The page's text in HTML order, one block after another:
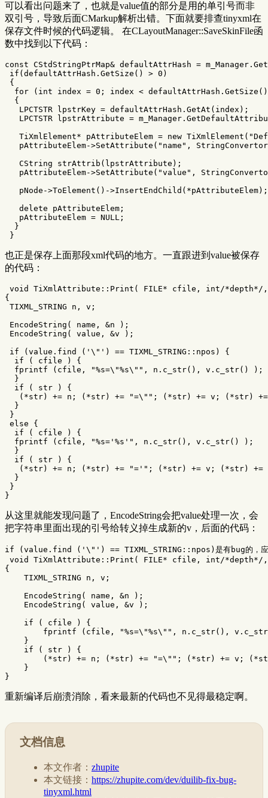
可以看出问题来了，也就是value值的部分是用的单引号而非
双引号，导致后面CMarkup解析出错。下面就要排查tinyxml在
保存文件时候的代码逻辑。 在CLayoutManager::SaveSkinFile函
数中找到以下代码：
const CStdStringPtrMap& defaultAttrHash = m_Manager .
if ( defaultAttrHash . GetSize () > 0 )
{
for
( int index = 0 ; index < defaultAttrHash . GetSize
{
LPCTSTR
lpstrKey = defaultAttrHash . GetAt ( index );
LPCTSTR
lpstrAttribute = m_Manager .
TiXmlElement* pAttributeElem = new TiXmlElement (
pAttributeElem->SetAttribute ( "name" ,
StringConvertor
CString
strAttrib ( lpstrAttribute );
pAttributeElem->SetAttribute ( "value" ,
pNode ->ToElement () ->InsertEndChild ( *pAttributeElem);
delete
pAttributeElem ;
pAttributeElem = NULL ;
}
}
也正是保存上面那段xml代码的地方。一直跟进到value被保存
的代码：
void TiXmlAttribute :: Print ( FILE* cfile , int/*depth*/ ,
{
TIXML_STRING
n , v ;
EncodeString ( name , &n
);
EncodeString ( value , &v
);
if
( value . find ( '\"' ) == TIXML_STRING :: npos )
{
if
( cfile )
{
fprintf
( cfile , "%s=\"%s\" " , n . c_str(), v . c_str()
);
}
if
( str )
{
( *str) += n ; ( *str) += "=\" " ; ( *str) += v ; ( *str)
+=
}
}
else
{
if
( cfile )
{
fprintf
( cfile , "%s='%s'" , n . c_str(), v . c_str()
);
}
if
( str )
{
( *str) += n ; ( *str) += "='" ; ( *str) += v ; ( *str)
+=
}
}
}
从这里就能发现问题了，EncodeString会把value处理一次，会
把字符串里面出现的引号给转义掉生成新的v，后面的代码：
if ( value . find ( '\"' ) == TIXML_STRING :: npos ) 是有bug的，
void
TiXmlAttribute :: Print ( FILE* cfile , int/*depth*/ ,
{
TIXML_STRING
n , v ;
EncodeString ( name , &n
);
EncodeString ( value , &v
);
if
( cfile )
{
fprintf
( cfile , "%s=\"%s\" " , n . c_str(), v . c_str
}
if
( str )
{
( *str) += n ; ( *str) += "=\" " ; ( *str) += v ; ( *
}
}
重新编译后崩溃消除，看来最新的代码也不见得最稳定啊。
文档信息
本文作者： zhupite
本文链接： https://zhupite.com/dev/duilib-fix-bug-
tinyxml.html